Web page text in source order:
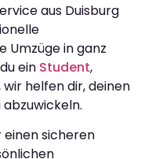
aus Duisburg
Umzüge in ganz
ein Student,
helfen dir, deinen
sicheren